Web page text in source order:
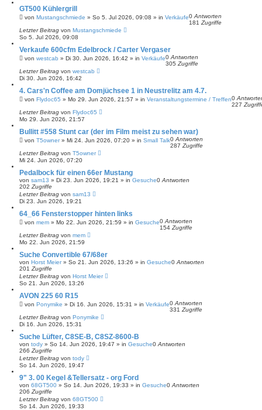
GT500 Kühlergrill
von Mustangschmiede » So 5. Jul 2026, 09:08 » in Verkäufe0 Antworten
181 Zugriffe
Letzter Beitrag von Mustangschmiede
So 5. Jul 2026, 09:08
Verkaufe 600cfm Edelbrock / Carter Vergaser
von westcab » Di 30. Jun 2026, 16:42 » in Verkäufe0 Antworten
305 Zugriffe
Letzter Beitrag von westcab
Di 30. Jun 2026, 16:42
4. Cars'n Coffee am Domjüchsee 1 in Neustrelitz am 4.7.
von Flydoc65 » Mo 29. Jun 2026, 21:57 » in Veranstaltungstermine / Treffen0
227
Letzter Beitrag von Flydoc65
Mo 29. Jun 2026, 21:57
Bullitt #558 Stunt car (der im Film meist zu sehen war)
von T5owner» Mi 24. Jun 2026, 07:20 » in Small Talk0 Antworten
287 Zugriffe
Letzter Beitrag von T5owner
Mi 24. Jun 2026, 07:20
Pedalbock für einen 66er Mustang
von sam13 » Di 23. Jun 2026, 19:21 » in Gesuche0 Antworten
202 Zugriffe
Letzter Beitrag von sam13
Di 23. Jun 2026, 19:21
64_66 Fensterstopper hinten links
von mem » Mo 22. Jun 2026, 21:59 » in Gesuche0 Antworten
154 Zugriffe
Letzter Beitrag von mem
Mo 22. Jun 2026, 21:59
Suche Convertible 67/68er
von Horst Meier» So 21. Jun 2026, 13:26 » in Gesuche0 Antworten
201 Zugriffe
Letzter Beitrag von Horst Meier
So 21. Jun 2026, 13:26
AVON 225 60 R15
von Ponymike » Di 16. Jun 2026, 15:31 » in Verkäufe0 Antworten
331 Zugriffe
Letzter Beitrag von Ponymike
Di 16. Jun 2026, 15:31
Suche Lüfter, C8SE-B, C8SZ-8600-B
von tody » So 14. Jun 2026, 19:47 » in Gesuche0 Antworten
266 Zugriffe
Letzter Beitrag von tody
So 14. Jun 2026, 19:47
9" 3. 00 Kegel &Tellersatz - org Ford
von 68GT500 » So 14. Jun 2026, 19:33 » in Gesuche0 Antworten
206 Zugriffe
Letzter Beitrag von 68GT500
So 14. Jun 2026, 19:33